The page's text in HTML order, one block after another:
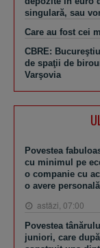
singulară, sau
Care au fost cei
CBRE:
de spaţii de
Varşovia
Povestea
cu minimul pe
o companie cu
o avere
astăzi, 07:00
Povestea
juniori, care